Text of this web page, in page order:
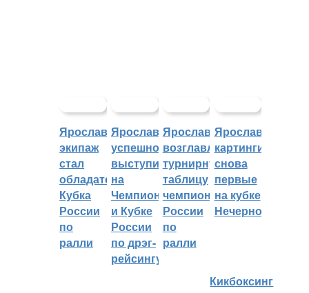
Ярославский
экипаж
стал
обладателем
Кубка
России
по
ралли
Ярославцы
успешно
выступили
на
Чемпионате
и Кубке
России
по дрэг-
рейсингу
Ярославцы
возглавляют
турнирную
таблицу
чемпионата
России
по
ралли
Ярославские
картингисты
снова
первые
на кубке
Нечерноземья
Кикбоксинг